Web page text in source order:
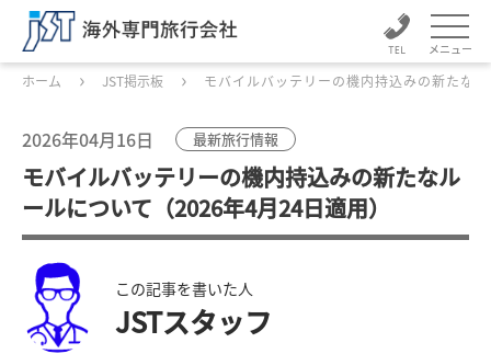
メニュー
ホーム JST掲示板 モバイルバッテリーの機内持込みの新たな
2026年04月16日 最新旅行情報
モバイルバッテリーの機内持込みの新たなル
ールについて（2026年4月24日適用）
この記事を書いた人
JSTスタッフ